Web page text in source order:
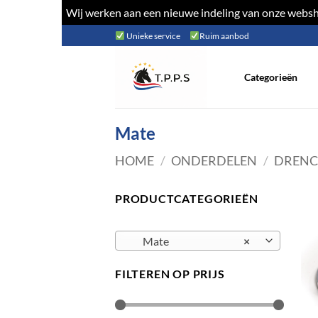
Wij werken aan een nieuwe indeling van onze
naar
Unieke service Ruim aanbod
Categorieën
Mate
HOME / ONDERDELEN /
PRODUCTCATEGORIEËN
×
Mate
FILTEREN OP PRIJS